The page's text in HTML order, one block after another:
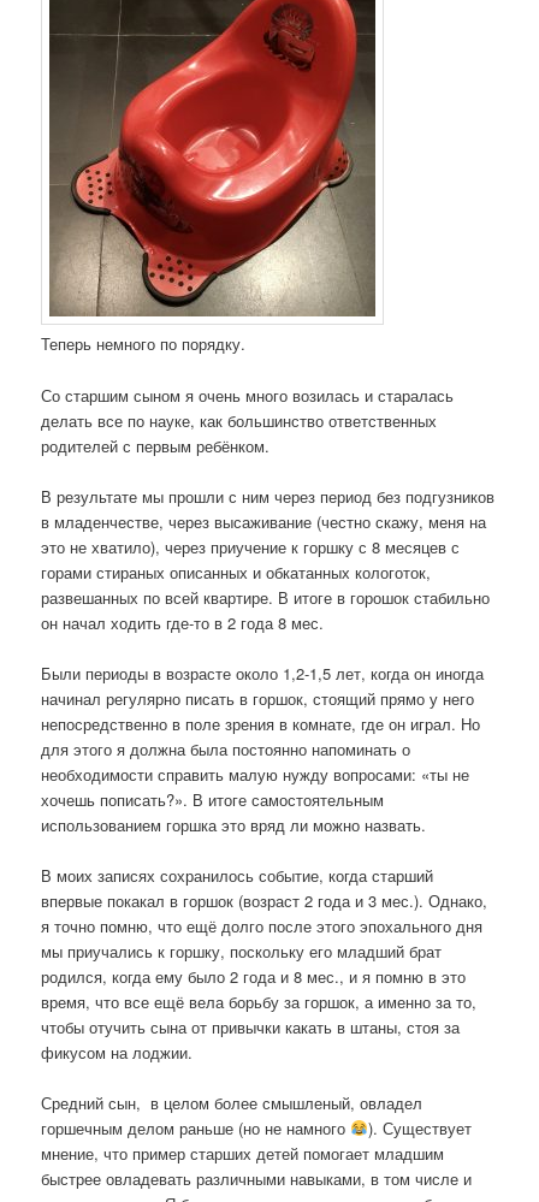
Теперь немного по порядку.
Со старшим сыном я очень много возилась и старалась
делать все по науке, как большинство ответственных
родителей с первым ребёнком.
В результате мы прошли с ним через период без подгузников
в младенчестве, через высаживание (честно скажу, меня на
это не хватило), через приучение к горшку с 8 месяцев с
горами стираных описанных и обкатанных кологоток,
развешанных по всей квартире. В итоге в горошок стабильно
он начал ходить где-то в 2 года 8 мес.
Были периоды в возрасте около 1,2-1,5 лет, когда он иногда
начинал регулярно писать в горшок, стоящий прямо у него
непосредственно в поле зрения в комнате, где он играл. Но
для этого я должна была постоянно напоминать о
необходимости справить малую нужду вопросами: «ты не
хочешь пописать?». В итоге самостоятельным
использованием горшка это вряд ли можно назвать.
В моих записях сохранилось событие, когда старший
впервые покакал в горшок (возраст 2 года и 3 мес.). Однако,
я точно помню, что ещё долго после этого эпохального дня
мы приучались к горшку, поскольку его младший брат
родился, когда ему было 2 года и 8 мес., и я помню в это
время, что все ещё вела борьбу за горшок, а именно за то,
чтобы отучить сына от привычки какать в штаны, стоя за
фикусом на лоджии.
Средний сын, в целом более смышленый, овладел
горшечным делом раньше (но не намного
). Существует
мнение, что пример старших детей помогает младшим
быстрее овладевать различными навыками, в том числе и